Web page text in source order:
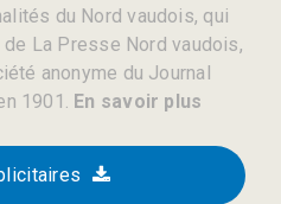
du Nord vaudois, qui
La Presse Nord vaudois,
anonyme du Journal
1901. En savoir plus